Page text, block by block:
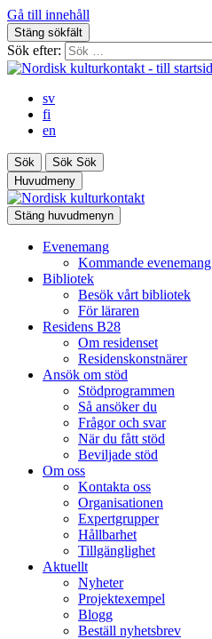
Gå till innehåll
Stäng sökfält
Sök efter:
sv
fi
en
Sök Sök Sök
Huvudmeny
Stäng huvudmenyn
Evenemang
Kommande evenemang
Bibliotek
Besök vårt bibliotek
För läraren
Residens B28
Om residenset
Residenskonstnärer
Ansök om stöd
Stödprogrammen
Så ansöker du
Frågor och svar
När du fått stöd
Beviljade stöd
Om oss
Kontakta oss
Organisationen
Expertgrupper
Hållbarhet
Tillgänglighet
Aktuellt
Nyheter
Projektexempel
Blogg
Beställ nyhetsbrev